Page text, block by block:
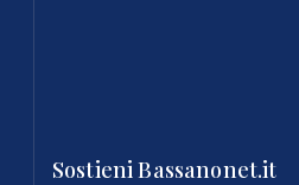
Sostieni Bassanonet.it